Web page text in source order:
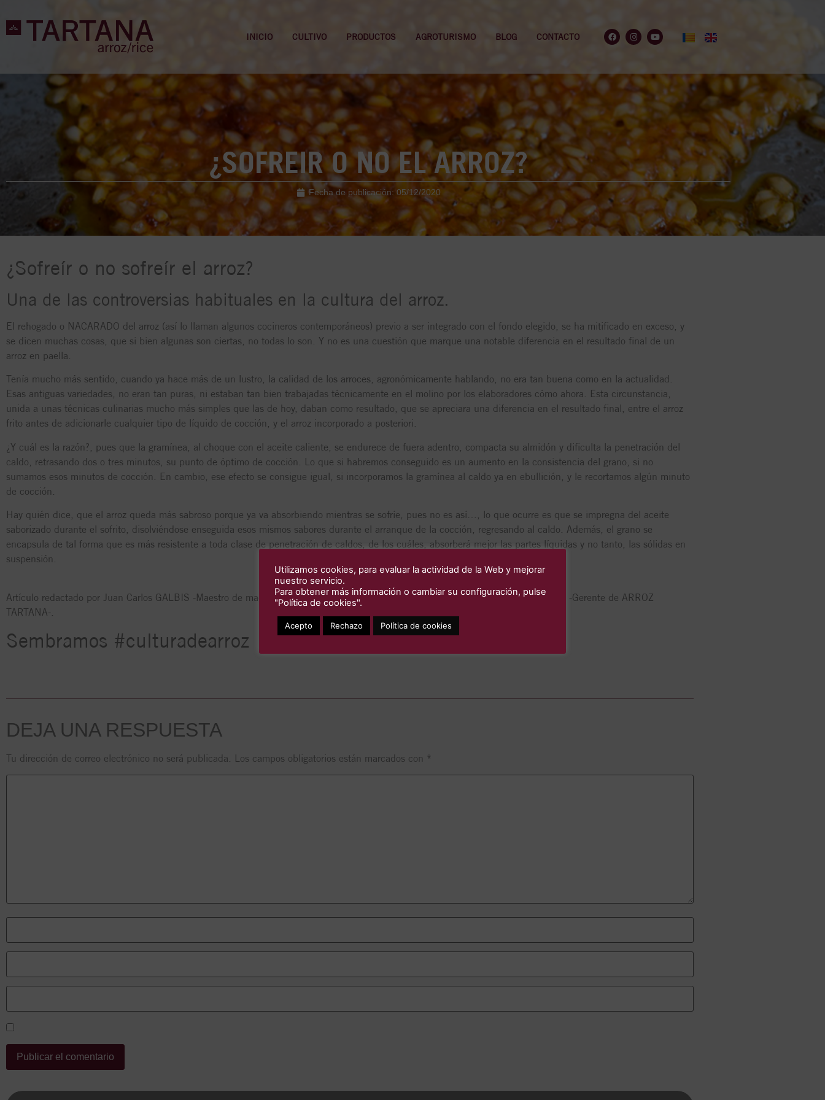
INICIO CULTIVO PRODUCTOS AGROTURISMO BLOG CONTACTO
¿SOFREIR O NO EL ARROZ?
Fecha de publicación: 05/12/2020
¿Sofreír o no sofreír el arroz?
Una de las controversias habituales en la cultura del arroz.
El rehogado o NACARADO del arroz (así lo llaman algunos cocineros contemporáneos) previo a ser integrado con el fondo elegido, se ha mitificado en exceso, y
se dicen muchas cosas, que si bien algunas son ciertas, no todas lo son. Y no es una cuestión que marque una notable diferencia en el resultado final de un
arroz en paella.
Tenía mucho más sentido, cuando ya hace más de un lustro, la calidad de los arroces, agronómicamente hablando, no era tan buena como en la actualidad.
Esas antiguas variedades, no eran tan puras, ni estaban tan bien trabajadas técnicamente en el molino por los elaboradores cómo ahora. Esta circunstancia,
unida a unas técnicas culinarias mucho más simples que las de hoy, daban como resultado, que se apreciara una diferencia en el resultado final, entre el arroz
frito antes de adicionarle cualquier tipo de líquido de cocción, y el arroz incorporado a posteriori.
¿Y cuál es la razón?, pues que la gramínea, al choque con el aceite caliente, se endurece de fuera adentro, compacta su almidón y dificulta la penetración del
caldo, retrasando dos o tres minutos, su punto de óptimo de cocción. Lo que si habremos conseguido es un aumento en la consistencia del grano, si no
sumamos esos minutos de cocción. En cambio, ese efecto se consigue igual, si incorporamos la gramínea al caldo ya en ebullición, y le recortamos algún minuto
de cocción.
Hay quién dice, que el arroz queda más sabroso porque ya va absorbiendo mientras se sofríe, pues no es así…, lo que ocurre es que se impregna del aceite
saborizado durante el sofrito, disolviéndose enseguida esos mismos sabores durante el arranque de la cocción, regresando al caldo. Además, el grano se
encapsula de tal forma que es más resistente a toda clase de penetración de caldos, de los cuáles, absorberá mejor las partes líquidas y no tanto, las sólidas en
suspensión.
Artículo redactado por Juan Carlos GALBIS -Maestro de maestros arroceros-, José ZAFRA, -apasionado de los arroces- y Juan Valero -Gerente de ARROZ
TARTANA-.
Sembramos #culturadearroz
DEJA UNA RESPUESTA
Tu dirección de correo electrónico no será publicada. Los campos obligatorios están marcados con *
Utilizamos cookies, para evaluar la actividad de la Web y mejorar
nuestro servicio.
Para obtener más información o cambiar su configuración, pulse
"Política de cookies".
Acepto Rechazo Política de cookies